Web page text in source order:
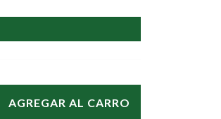
AGREGAR AL CARRO